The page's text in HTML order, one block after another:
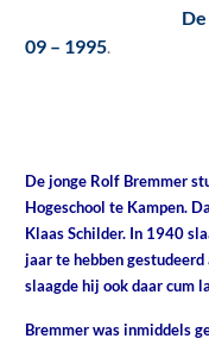
09 – 1995.
De jonge Rolf Bremmer
Hogeschool te Kampen.
Klaas Schilder. In 1940
jaar te hebben
slaagde hij ook daar cum
Bremmer was inmiddels